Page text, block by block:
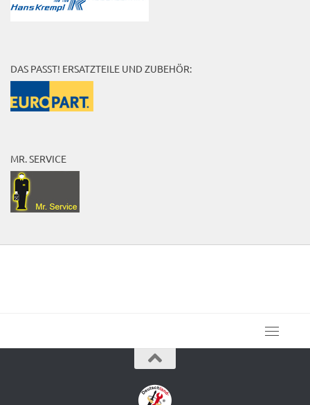
DAS PASST! ERSATZTEILE UND ZUBEHÖR:
MR. SERVICE